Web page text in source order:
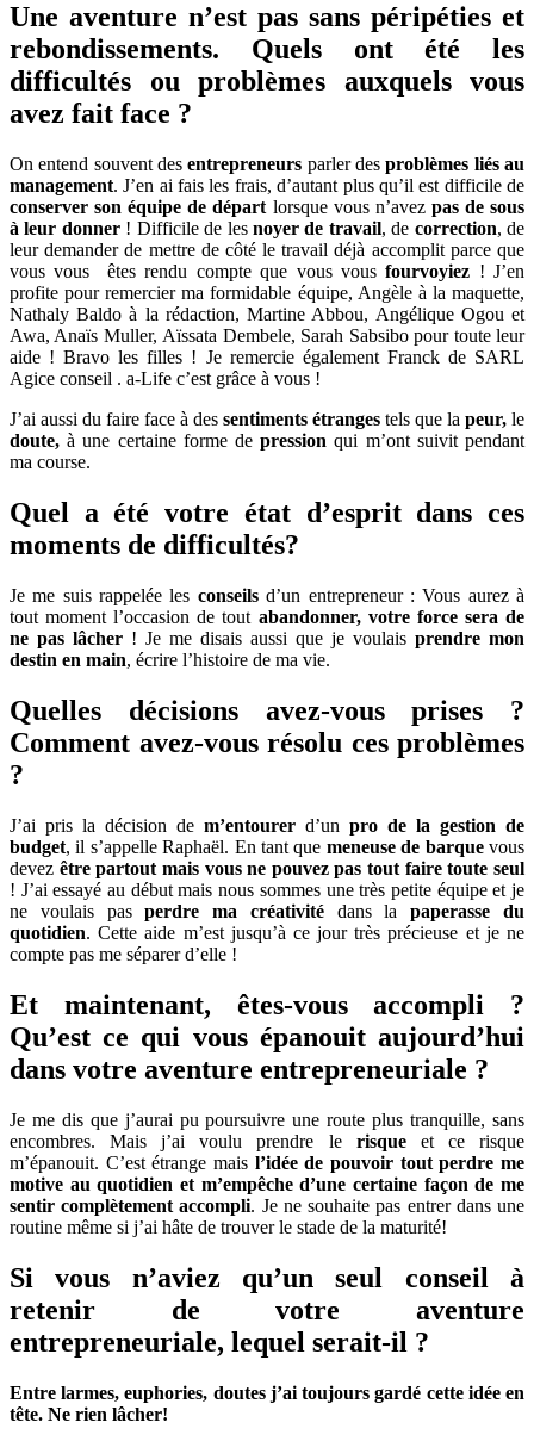
Une aventure n’est pas sans péripéties et
rebondissements. Quels ont été les
difficultés ou problèmes auxquels vous
avez fait face ?
On entend souvent des entrepreneurs parler desproblèmes liés au
management. J’en ai fais les frais, d’autant plus qu’il est difficile de
conserver son équipe de départ lorsque vous n’avez pas de sous
à leur donner! Difficile de les noyer de travail, de correction, de
leur demander de mettre de côté le travail déjà accomplit parce que
vous vous êtes rendu compte que vous vousfourvoyiez ! J’en
profite pour remercier ma formidable équipe, Angèle à la maquette,
Nathaly Baldo à la rédaction, Martine Abbou, Angélique Ogou et
Awa, Anaïs Muller, Aïssata Dembele, Sarah Sabsibo pour toute leur
aide ! Bravo les filles ! Je remercie également Franck de SARL
Agice conseil . a-Life c’est grâce à vous !
J’ai aussi du faire face à des sentiments étranges tels que la peur, le
doute, à une certaine forme depression qui m’ont suivit pendant
ma course.
Quel a été votre état d’esprit dans ces
moments de difficultés?
Je me suis rappelée les conseilsd’un entrepreneur : Vous aurez à
tout moment l’occasion de tout abandonner, votre force sera de
ne pas lâcher ! Je me disais aussi que je voulais prendre mon
destin en main, écrire l’histoire de ma vie.
Quelles décisions avez-vous prises ?
Comment avez-vous résolu ces problèmes
?
J’ai pris la décision de m’entourer d’un pro de la gestion de
budget, il s’appelle Raphaël. En tant que meneuse de barquevous
devez être partout mais vous ne pouvez pas tout faire toute seul
! J’ai essayé au début mais nous sommes une très petite équipe et je
ne voulais pasperdre ma créativitédans lapaperasse du
quotidien. Cette aide m’est jusqu’à ce jour très précieuse et je ne
compte pas me séparer d’elle !
Et maintenant, êtes-vous accompli ?
Qu’est ce qui vous épanouit aujourd’hui
dans votre aventure entrepreneuriale ?
Je me dis que j’aurai pu poursuivre une route plus tranquille, sans
encombres. Mais j’ai voulu prendre le risqueet ce risque
m’épanouit. C’est étrange mais l’idée de pouvoir tout perdre me
motive au quotidien et m’empêche d’une certaine façon de me
sentir complètement accompli. Je ne souhaite pas entrer dans une
routine même si j’ai hâte de trouver le stade de la maturité!
Si vous n’aviez qu’un seul conseil à
retenir de votre aventure
entrepreneuriale, lequel serait-il ?
Entre larmes, euphories, doutes j’ai toujours gardé cette idée en
tête. Ne rien lâcher!